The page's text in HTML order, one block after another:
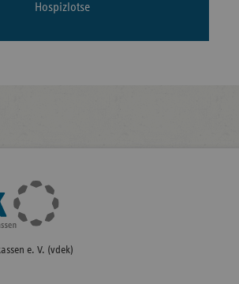
Hospizlotse
e. V. (vdek)